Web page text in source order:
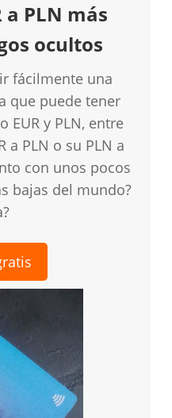
a PLN más
ocultos
fácilmente una
que puede tener
EUR y PLN, entre
a PLN o su PLN a
con unos pocos
bajas del mundo?